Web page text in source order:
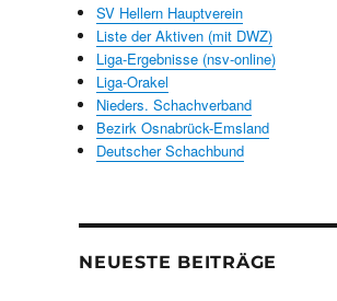
SV Hellern Hauptverein
Liste der Aktiven (mit DWZ)
Liga-Ergebnisse (nsv-online)
Liga-Orakel
Nieders. Schachverband
Bezirk Osnabrück-Emsland
Deutscher Schachbund
NEUESTE BEITRÄGE